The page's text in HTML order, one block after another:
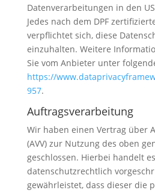
Datenverarbeitungen in den
Jedes nach dem DPF
verpflichtet sich, diese
einzuhalten. Weitere
Sie vom Anbieter unter
https://
957.
Auftragsverarbeitung
Wir haben einen Vertrag über
(AVV) zur Nutzung des oben
geschlossen. Hierbei handelt
datenschutzrechtlich
gewährleistet, dass dieser die